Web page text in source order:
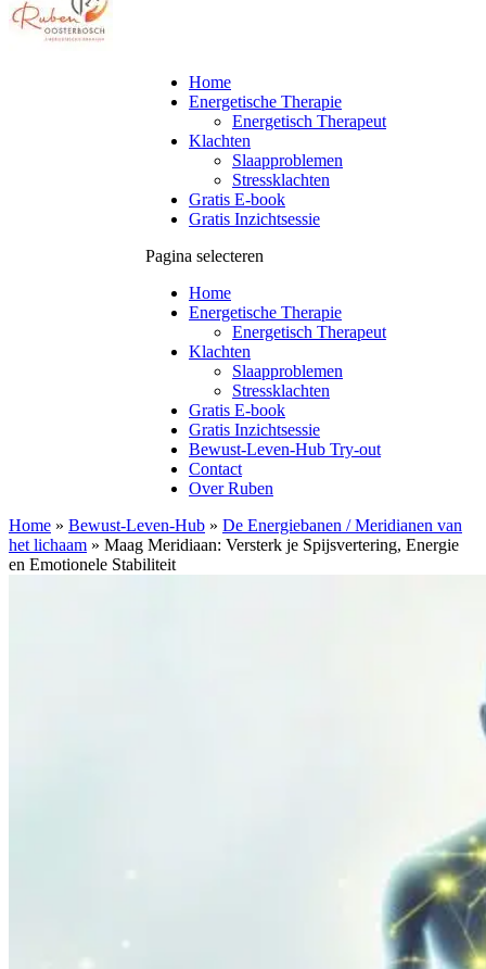
Home
Energetische Therapie
Energetisch Therapeut
Klachten
Slaapproblemen
Stressklachten
Gratis E-book
Gratis Inzichtsessie
Pagina selecteren
Home
Energetische Therapie
Energetisch Therapeut
Klachten
Slaapproblemen
Stressklachten
Gratis E-book
Gratis Inzichtsessie
Bewust-Leven-Hub Try-out
Contact
Over Ruben
Home » Bewust-Leven-Hub » De Energiebanen / Meridianen van
het lichaam » Maag Meridiaan: Versterk je Spijsvertering, Energie
en Emotionele Stabiliteit